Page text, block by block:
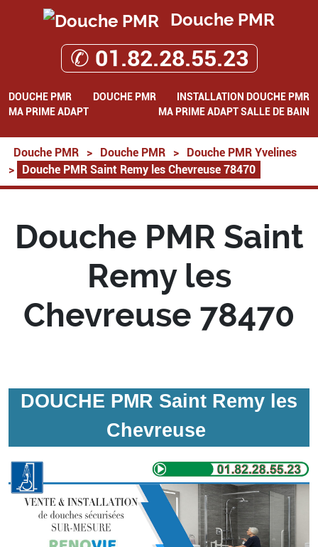
Douche PMR
✆ 01.82.28.55.23
DOUCHE PMR DOUCHE PMR
INSTALLATION DOUCHE PMR
MA PRIME ADAPT
MA PRIME ADAPT SALLE DE BAIN
Douche PMR > Douche PMR >
Douche PMR Yvelines
>
Douche PMR Saint Remy les Chevreuse 78470
Douche PMR Saint
Remy les
Chevreuse 78470
DOUCHE PMR Saint Remy les
Chevreuse